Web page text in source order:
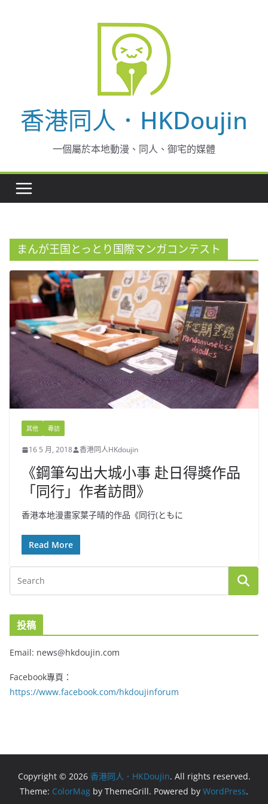
香港同人．HKDoujin
一個屬於本地動漫、同人、御宅的媒體
まんが王国とっとり国際マンガコンテスト
其他 專訪
16 5 月, 2018 香港同人HKdoujin
《鋼筆勾出大城小事 赴日得獎作品
「同行」作者訪問》
香港本地漫畫家葉子晴的作品《同行(ともに
Read More
投稿
Email: news@hkdoujin.com
Facebook專頁：
https://www.facebook.com/hkdoujinforum
Copyright © 2026 香港同人．HKDoujin. All rights reserved.
Theme: ColorMag by ThemeGrill. Powered by WordPress.